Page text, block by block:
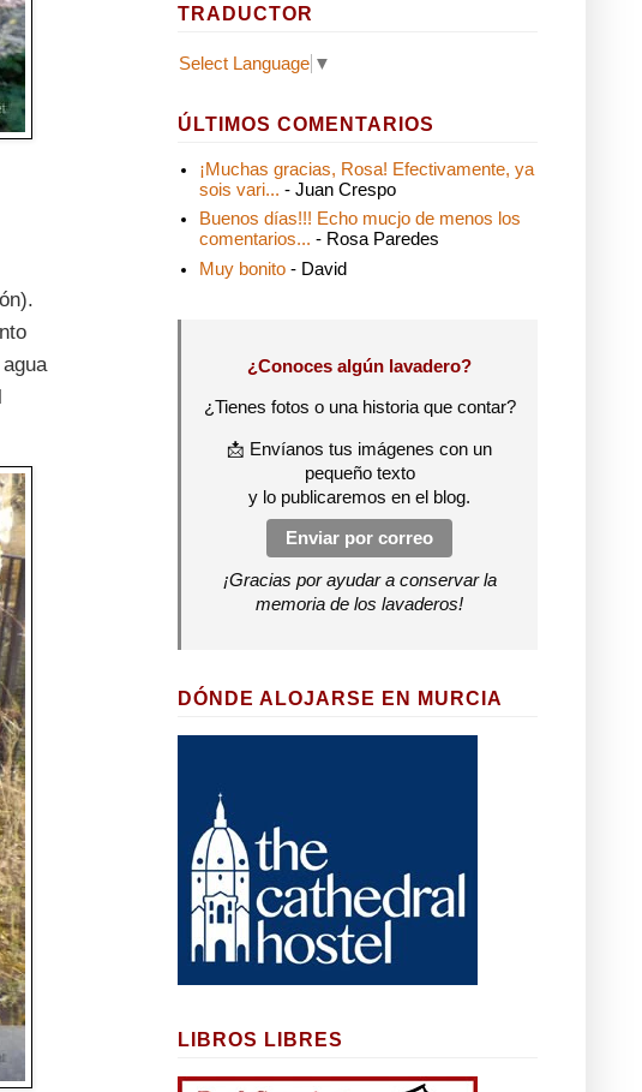
TRADUCTOR
Select Language ▼
ÚLTIMOS COMENTARIOS
¡Muchas gracias, Rosa! Efectivamente, ya
sois vari... - Juan Crespo
Buenos días!!! Echo mucjo de menos los
comentarios... - Rosa Paredes
Muy bonito - David
¿Conoces algún lavadero?
¿Tienes fotos o una historia que contar?
📩 Envíanos tus imágenes con un
pequeño texto
y lo publicaremos en el blog.
Enviar por correo
¡Gracias por ayudar a conservar la
memoria de los lavaderos!
DÓNDE ALOJARSE EN MURCIA
LIBROS LIBRES